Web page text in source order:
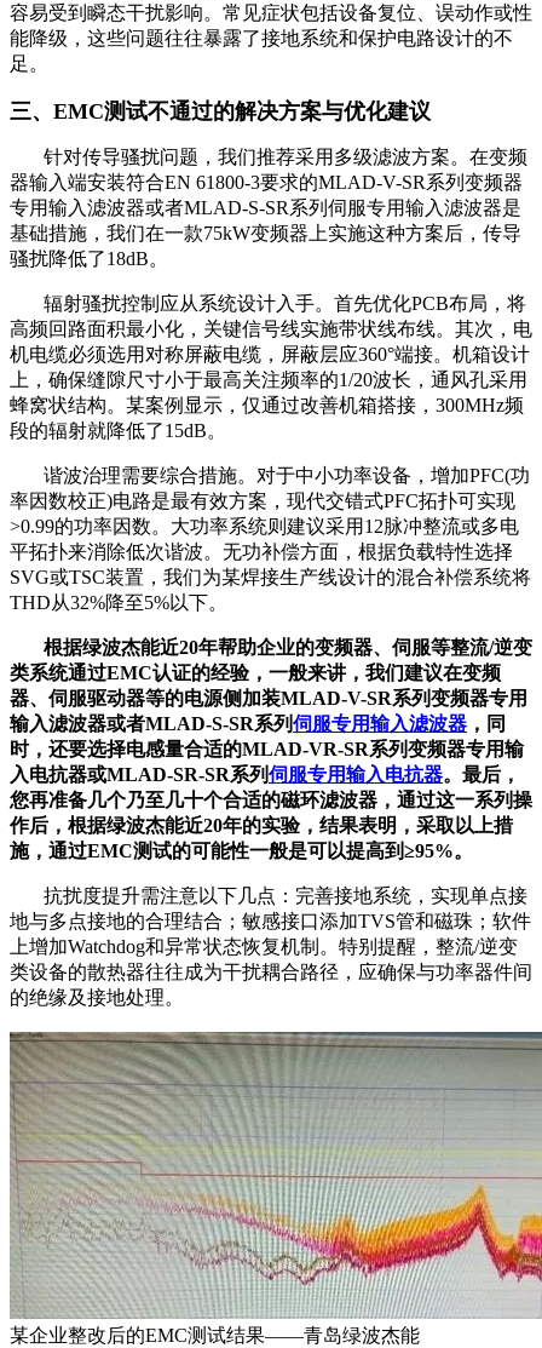
容易受到瞬态干扰影响。常见症状包括设备复位、误动作或性
能降级，这些问题往往暴露了接地系统和保护电路设计的不
足。
三、EMC测试不通过的解决方案与优化建议
针对传导骚扰问题，我们推荐采用多级滤波方案。在变频
器输入端安装符合EN 61800-3要求的MLAD-V-SR系列变频器
专用输入滤波器或者MLAD-S-SR系列伺服专用输入滤波器是
基础措施，我们在一款75kW变频器上实施这种方案后，传导
骚扰降低了18dB。
辐射骚扰控制应从系统设计入手。首先优化PCB布局，将
高频回路面积最小化，关键信号线实施带状线布线。其次，电
机电缆必须选用对称屏蔽电缆，屏蔽层应360°端接。机箱设计
上，确保缝隙尺寸小于最高关注频率的1/20波长，通风孔采用
蜂窝状结构。某案例显示，仅通过改善机箱搭接，300MHz频
段的辐射就降低了15dB。
谐波治理需要综合措施。对于中小功率设备，增加PFC(功
率因数校正)电路是最有效方案，现代交错式PFC拓扑可实现
>0.99的功率因数。大功率系统则建议采用12脉冲整流或多电
平拓扑来消除低次谐波。无功补偿方面，根据负载特性选择
SVG或TSC装置，我们为某焊接生产线设计的混合补偿系统将
THD从32%降至5%以下。
根据绿波杰能近20年帮助企业的变频器、伺服等整流/逆变
类系统通过EMC认证的经验，一般来讲，我们建议在变频
器、伺服驱动器等的电源侧加装MLAD-V-SR系列变频器专用
输入滤波器或者MLAD-S-SR系列伺服专用输入滤波器 ，同
时，还要选择电感量合适的MLAD-VR-SR系列变频器专用输
入电抗器或MLAD-SR-SR系列伺服专用输入电抗器。最后，
您再准备几个乃至几十个合适的磁环滤波器，通过这一系列操
作后，根据绿波杰能近20年的实验，结果表明，采取以上措
施，通过EMC测试的可能性一般是可以提高到≥95%。
抗扰度提升需注意以下几点：完善接地系统，实现单点接
地与多点接地的合理结合；敏感接口添加TVS管和磁珠；软件
上增加Watchdog和异常状态恢复机制。特别提醒，整流/逆变
类设备的散热器往往成为干扰耦合路径，应确保与功率器件间
的绝缘及接地处理。
某企业整改后的EMC测试结果——青岛绿波杰能